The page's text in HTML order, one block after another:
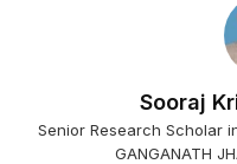
Sooraj
Senior Research Scholar in
GANGANATH